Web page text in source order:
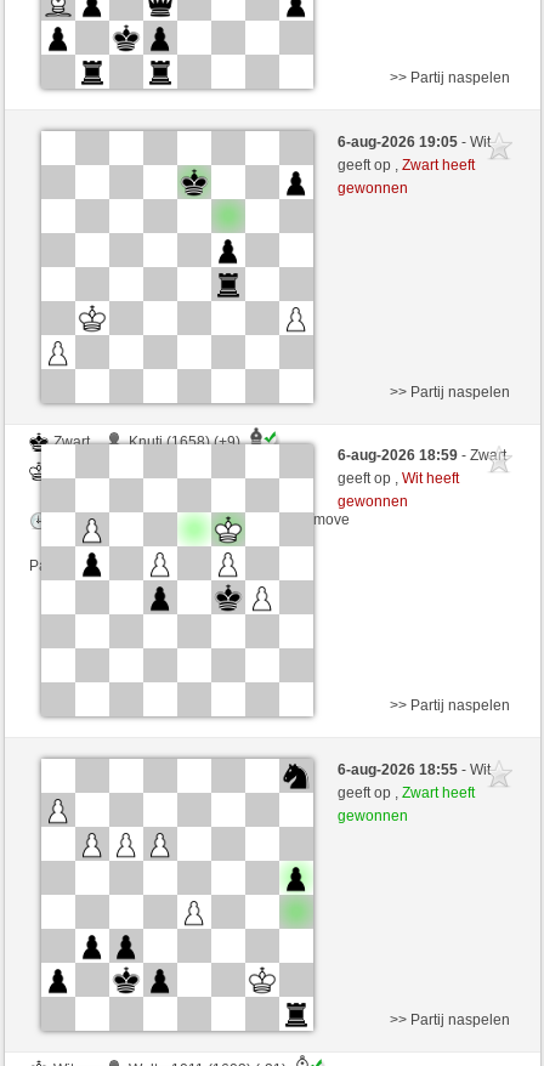
Wit
RayBradbury (1622) (-21)
Speelduur: 3 minutes/side + 0 seconds/move
Partij telt mee voor de ranglijst
>> Partij naspelen
6-aug-2026 19:05- Wit
geeft op ,Zwart heeft
gewonnen
Zwart
Knuti (1658) (+9)
Speelduur: 3 minutes/side + 0 seconds/move
Partij telt mee voor de ranglijst
>> Partij naspelen
6-aug-2026 18:59- Zwart
geeft op ,Wit heeft
gewonnen
Wit
Walter1011 (1582) (+13)
Speelduur: 2 minutes/side + 0 seconds/move
>> Partij naspelen
6-aug-2026 18:55- Wit
geeft op ,Zwart heeft
gewonnen
>> Partij naspelen